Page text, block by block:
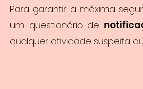
Para garantir a máxima
um questionário de
qualquer atividade suspeita